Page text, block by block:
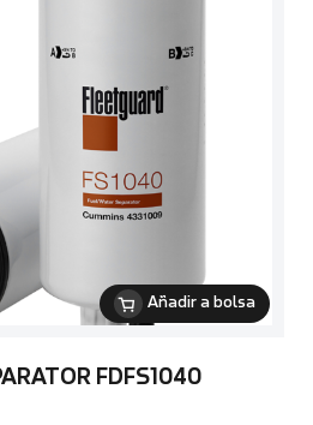
Añadir a bolsa
FDFS1040